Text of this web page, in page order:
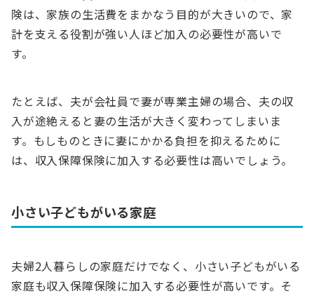
険は、家族の生活費をまかなう目的が大きいので、家
計を支える役割が強い人ほど加入の必要性が高いで
す。
たとえば、夫が会社員で妻が専業主婦の場合、夫の収
入が途絶えると妻の生活が大きく変わってしまいま
す。もしものときに妻にかかる負担を抑えるために
は、収入保障保険に加入する必要性は高いでしょう。
小さい子どもがいる家庭
夫婦2人暮らしの家庭だけでなく、小さい子どもがいる
家庭も収入保障保険に加入する必要性が高いです。そ